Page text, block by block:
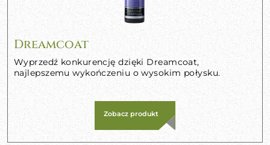
Dreamcoat
Wyprzedź konkurencję dzięki Dreamcoat,
najlepszemu wykończeniu o wysokim połysku.
Zobacz produkt